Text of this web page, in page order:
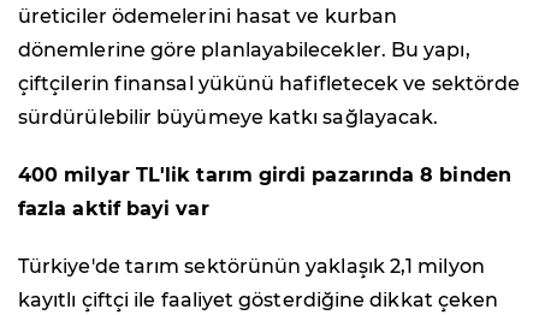
üreticiler ödemelerini hasat ve kurban
dönemlerine göre planlayabilecekler. Bu yapı,
çiftçilerin finansal yükünü hafifletecek ve sektörde
sürdürülebilir büyümeye katkı sağlayacak.
400 milyar TL'lik tarım girdi pazarında 8 binden
fazla aktif bayi var
Türkiye'de tarım sektörünün yaklaşık 2,1 milyon
kayıtlı çiftçi ile faaliyet gösterdiğine dikkat çeken